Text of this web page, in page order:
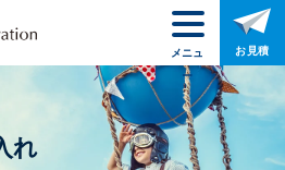
れ
メニュ
ー
お見積